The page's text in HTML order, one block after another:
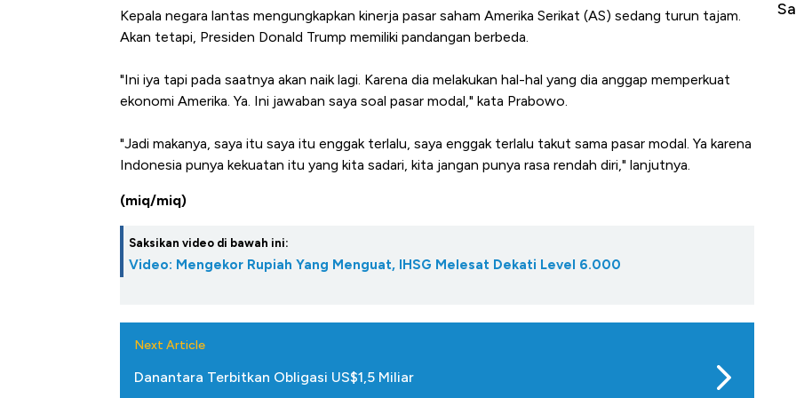
Kepala negara lantas mengungkapkan kinerja pasar saham Amerika Serikat (AS) sedang turun tajam.
Akan tetapi, Presiden Donald Trump memiliki pandangan berbeda.
"Ini iya tapi pada saatnya akan naik lagi. Karena dia melakukan hal-hal yang dia anggap memperkuat
ekonomi Amerika. Ya. Ini jawaban saya soal pasar modal," kata Prabowo.
"Jadi makanya, saya itu saya itu enggak terlalu, saya enggak terlalu takut sama pasar modal. Ya karena
Indonesia punya kekuatan itu yang kita sadari, kita jangan punya rasa rendah diri," lanjutnya.
(miq/miq)
Saksikan video di bawah ini:
Video: Mengekor Rupiah Yang Menguat, IHSG Melesat Dekati Level 6.000
Next Article
Danantara Terbitkan Obligasi US$1,5 Miliar
di Jaman Dulu
Sampai Ribuan Kilometer